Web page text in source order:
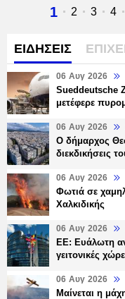
Τρέχουσα
1 Σελίδα
2 Σελίδα
3 4
ΕΙΔΗΣΕΙΣ
06 Αυγ 2026
Sueddeutsche
μετέφερε
06 Αυγ 2026
Ο δήμαρχος
διεκδικήσεις
06 Αυγ 2026
Φωτιά σε
Χαλκιδικής
06 Αυγ 2026
ΕΕ: Ευάλωτη αν
γειτονικές
06 Αυγ 2026
Μαίνεται η